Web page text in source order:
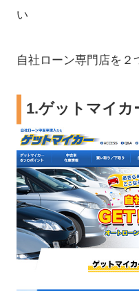
い
自社ローン専門店を２
1.ゲットマイカ